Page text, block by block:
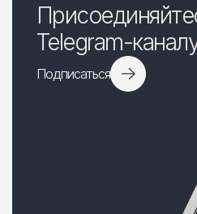
Telegram-
Подписаться